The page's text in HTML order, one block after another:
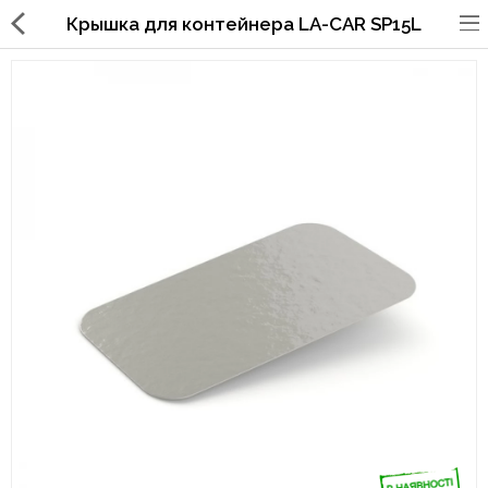
Крышка для контейнера LA-CAR SP15L
Упаковка для суши
Бумажные пакеты и уголки
Картонные коробки